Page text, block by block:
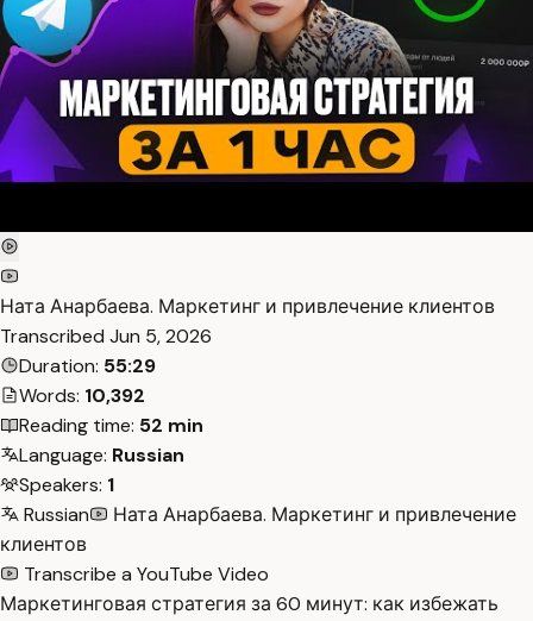
Ната Анарбаева. Маркетинг и привлечение клиентов
Transcribed Jun 5, 2026
Duration: 55:29
Words: 10,392
Reading time: 52 min
Language: Russian
Speakers: 1
Russian
Ната Анарбаева. Маркетинг и привлечение
клиентов
Transcribe a YouTube Video
Маркетинговая стратегия за 60 минут: как избежать